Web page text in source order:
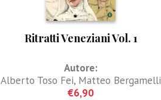
Ritratti Veneziani Vol. 1
Autore:
Alberto Toso Fei, Matteo Bergamelli
€6,90